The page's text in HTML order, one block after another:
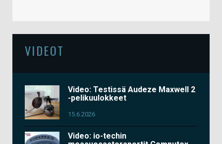
VIDEOT
Video: Testissä Audeze Maxwell 2
-pelikuulokkeet
15.6.2026
Video: io-techin